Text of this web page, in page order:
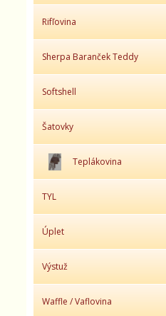
Rifľovina
Sherpa Baranček Teddy
Softshell
Šatovky
Teplákovina
TYL
Úplet
Výstuž
Waffle / Vaflovina